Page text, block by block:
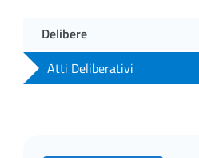
Delibere
Atti Deliberativi